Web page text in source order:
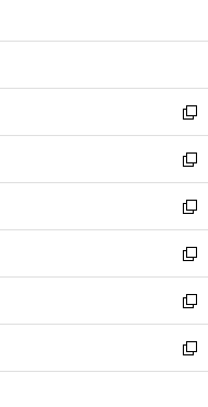
開
ウ
開
く
ン
ウ
で
開
く
ウ
ン
ド
ウ
で
開
く
新
し
い
ウ
ィ
ン
ド
ウ
で
開
く
新
し
い
ウ
ィ
ン
ド
ウ
で
開
新
し
い
ウ
ィ
ン
ド
ウ
新
し
い
ウ
ィ
ン
新
し
い
ウ
新
し